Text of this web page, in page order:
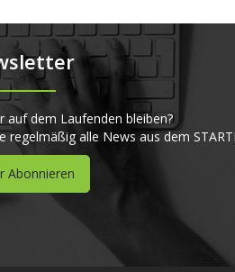
auf dem Laufenden bleiben?
regelmäßig alle News aus dem
Abonnieren